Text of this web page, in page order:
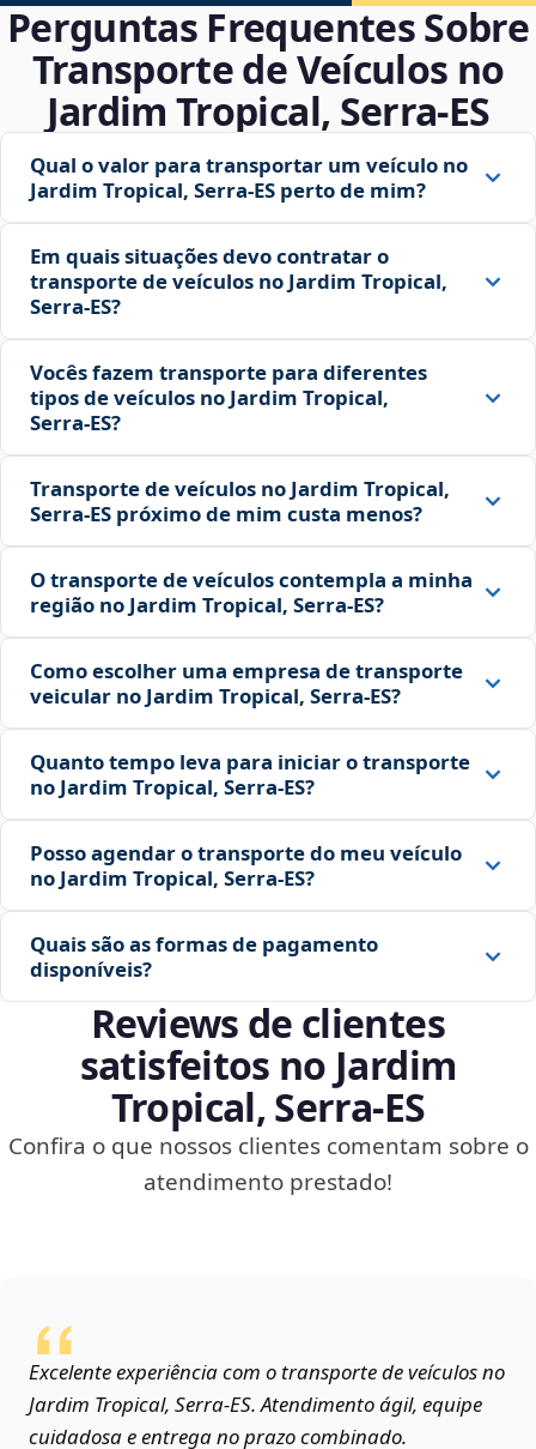
Perguntas Frequentes Sobre
Transporte de Veículos no
Jardim Tropical, Serra‑ES
Qual o valor para transportar um veículo no
Jardim Tropical, Serra‑ES perto de mim?
Em quais situações devo contratar o
transporte de veículos no Jardim Tropical,
Serra‑ES?
Vocês fazem transporte para diferentes
tipos de veículos no Jardim Tropical,
Serra‑ES?
Transporte de veículos no Jardim Tropical,
Serra‑ES próximo de mim custa menos?
O transporte de veículos contempla a minha
região no Jardim Tropical, Serra‑ES?
Como escolher uma empresa de transporte
veicular no Jardim Tropical, Serra‑ES?
Quanto tempo leva para iniciar o transporte
no Jardim Tropical, Serra‑ES?
Posso agendar o transporte do meu veículo
no Jardim Tropical, Serra‑ES?
Quais são as formas de pagamento
disponíveis?
Reviews de clientes
satisfeitos no Jardim
Tropical, Serra‑ES
Confira o que nossos clientes comentam sobre o
atendimento prestado!
Excelente experiência com o transporte de veículos no
Jardim Tropical, Serra‑ES. Atendimento ágil, equipe
cuidadosa e entrega no prazo combinado.